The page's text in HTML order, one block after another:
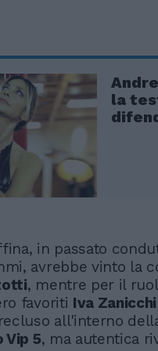
la
in passato
avrebbe vinto la
, mentre per il
favoriti Iva
all'interno
Vip 5, ma autentica